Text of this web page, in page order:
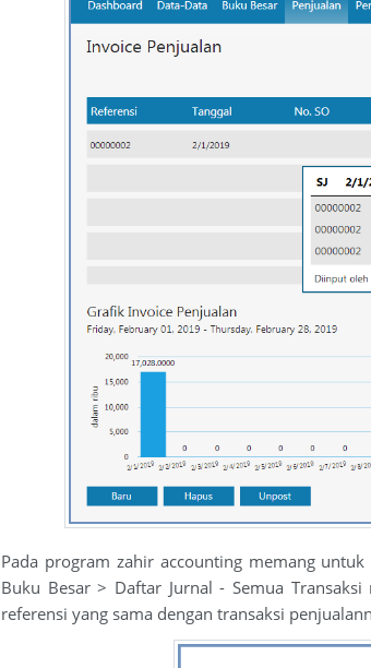
Pada program zahir accounting memang
Buku Besar > Daftar Jurnal - Semua
referensi yang sama dengan transaksi